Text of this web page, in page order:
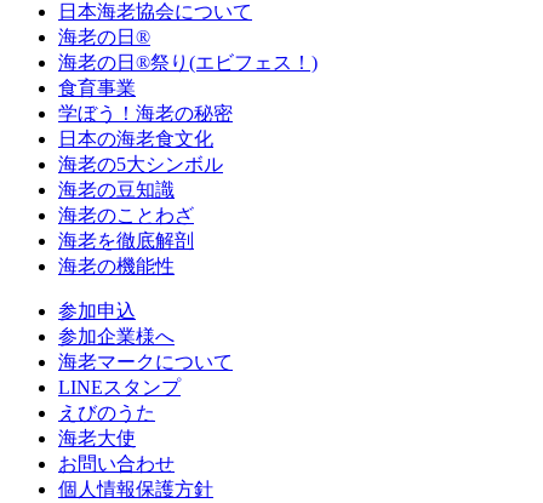
日本海老協会について
海老の日®
海老の日®祭り(エビフェス！)
食育事業
学ぼう！海老の秘密
日本の海老食文化
海老の5大シンボル
海老の豆知識
海老のことわざ
海老を徹底解剖
海老の機能性
参加申込
参加企業様へ
海老マークについて
LINEスタンプ
えびのうた
海老大使
お問い合わせ
個人情報保護方針